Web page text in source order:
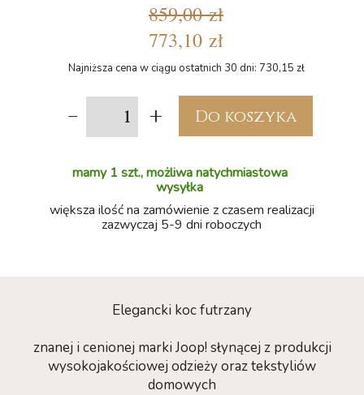
859,00 zł
773,10 zł
Najniższa cena w ciągu ostatnich 30 dni: 730,15 zł
- + Do koszyka
mamy 1 szt., możliwa natychmiastowa
wysyłka
większa ilość na zamówienie z czasem realizacji
zazwyczaj 5-9 dni roboczych
Elegancki koc futrzany
znanej i cenionej marki Joop! słynącej z produkcji
wysokojakościowej odzieży oraz tekstyliów
domowych